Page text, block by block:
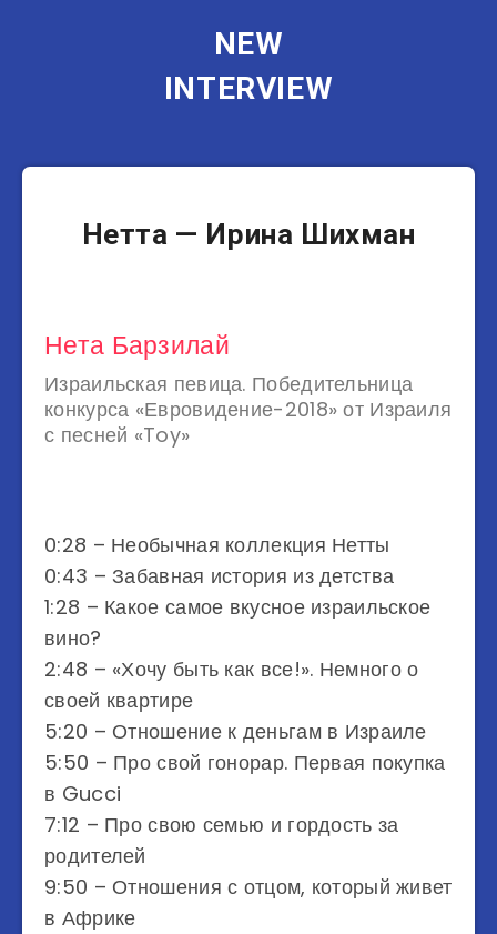
NEW
INTERVIEW
Музыканты
Нетта — Ирина Шихман
Нета Барзилай
Израильская певица. Победительница
конкурса «Евровидение-2018» от Израиля
с песней «Toy»
0:28 – Необычная коллекция Нетты
0:43 – Забавная история из детства
1:28 – Какое самое вкусное израильское
вино?
2:48 – «Хочу быть как все!». Немного о
своей квартире
5:20 – Отношение к деньгам в Израиле
5:50 – Про свой гонорар. Первая покупка
в Gucci
7:12 – Про свою семью и гордость за
родителей
9:50 – Отношения с отцом, который живет
в Африке